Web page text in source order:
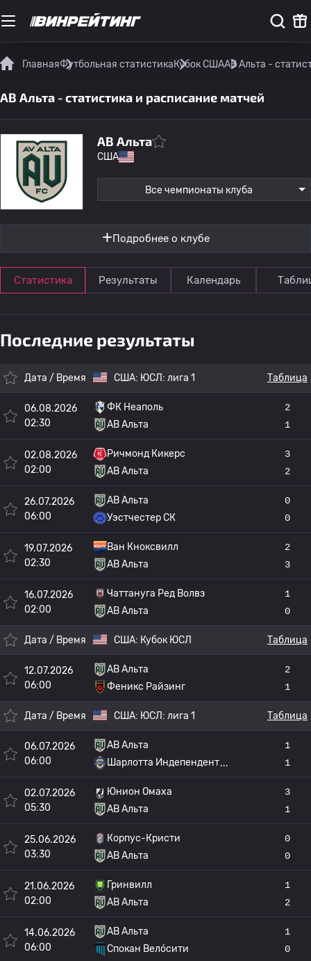
ГлавнаяФутбольная статистикаКубок СШААВ Альта -
АВ Альта - статистика и расписание матчей
АВ Альта
США
Все чемпионаты клуба
Подробнее о клубе
Статистика Результаты Календарь
Последние результаты
Дата / Время США: ЮСЛ: лига 1 Таблица
06.08.2026
02:30
ФК Неаполь
АВ Альта
2
1
02.08.2026
02:00
Ричмонд Кикерс
АВ Альта
3
2
26.07.2026
06:00
АВ Альта
Уэстчестер СК
0
0
19.07.2026
02:30
Ван Кноксвилл
АВ Альта
2
3
16.07.2026
02:00
Чаттануга Ред Волвз
АВ Альта
1
0
Дата / Время США: Кубок ЮСЛ Таблица
12.07.2026
06:00
АВ Альта
Феникс Райзинг
2
1
Дата / Время США: ЮСЛ: лига 1 Таблица
06.07.2026
06:00
АВ Альта
Шарлотта Индепендент
1
1
02.07.2026
05:30
Юнион Омаха
АВ Альта
3
1
25.06.2026
03:30
Корпус-Кристи
АВ Альта
0
0
21.06.2026
02:00
Гринвилл
АВ Альта
1
2
14.06.2026
06:00
АВ Альта
Спокан Вело́сити
1
0